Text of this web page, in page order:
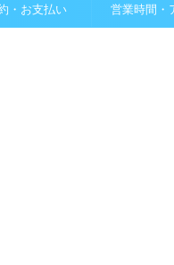
・お支払い 営業時間・